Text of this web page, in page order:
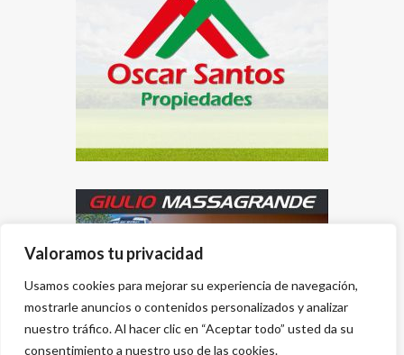
Valoramos tu privacidad
Usamos cookies para mejorar su experiencia de navegación,
mostrarle anuncios o contenidos personalizados y analizar
nuestro tráfico. Al hacer clic en “Aceptar todo” usted da su
consentimiento a nuestro uso de las cookies.